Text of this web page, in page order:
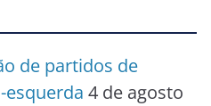
de partidos de
esquerda 4 de agosto